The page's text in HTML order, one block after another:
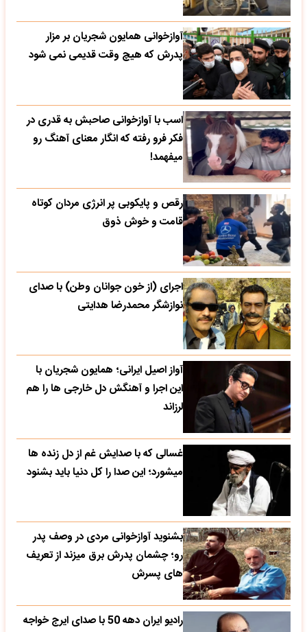
آوازخوانی همایون شجریان بر مزار
پدرش که هیچ وقت قدیمی نمی شود
اسب با آوازخوانی صاحبش به قدری در
فکر فرو رفته که انگار معنای آهنگ رو
میفهمد!
رقص و پایکوبی پر انرژی مردان کوتاه
قامت و خوش ذوق
اجرای (از خون جوانان وطن) با صدای
نوازشگر محمدرضا هدایتی
آواز اصیل ایرانی؛ همایون شجریان با
این اجرا و آهنگش دل خارجی ها را هم
لرزاند
غسالی که با صدایش غم از دل زنده ها
میشورد؛ این صدا را کل دنیا باید بشنود
بشنوید آوازخوانی مردی در وصف پدر
رو؛ چشمان پدرش برق میزند از تعریف
های پسرش
رادیو ایران دهه 50 با صدای ایرج خواجه